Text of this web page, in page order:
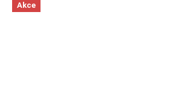
Akce